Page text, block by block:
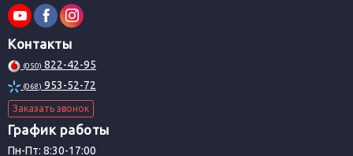
Контакты
(050) 822-42-95
(068) 953-52-72
Заказать звонок
График работы
Пн-Пт: 8:30-17:00